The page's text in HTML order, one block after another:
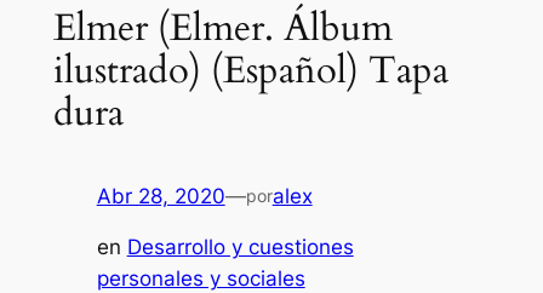
Elmer (Elmer. Álbum
ilustrado) (Español) Tapa
dura
Abr 28, 2020—poralex
en Desarrollo y cuestiones
personales y sociales